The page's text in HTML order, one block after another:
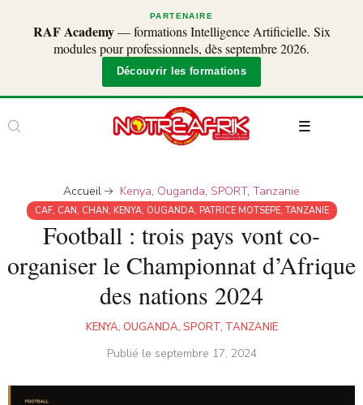
PARTENAIRE
RAF Academy— formations Intelligence Artificielle. Six
modules pour professionnels, dès septembre 2026.
Découvrir les formations
Accueil Kenya, Ouganda, SPORT, Tanzanie
CAF, CAN, CHAN, KENYA, OUGANDA, PATRICE MOTSEPE, TANZANIE
Football : trois pays vont co-
organiser le Championnat d’Afrique
des nations 2024
KENYA, OUGANDA, SPORT, TANZANIE
Publié le septembre 17, 2024